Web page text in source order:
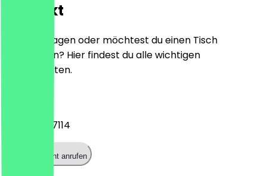
Kontakt
Hast du Fragen oder möchtest du einen Tisch
reservieren? Hier findest du alle wichtigen
Kontaktdaten.
+491630167114
Restaurant anrufen